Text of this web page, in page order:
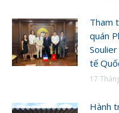
Tham
quán
tế
17
Hành